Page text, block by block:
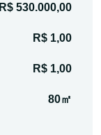
R$ 530.000,00
R$ 1,00
R$ 1,00
80㎡